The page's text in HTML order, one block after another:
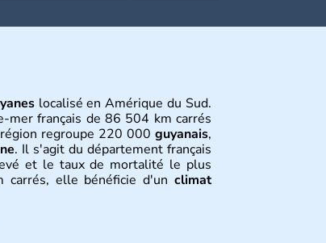
localisé en Amérique du Sud.
français de 86 504 km carrés
regroupe 220 000 guyanais,
. Il s'agit du département français
et le taux de mortalité le plus
elle bénéficie d'un climat